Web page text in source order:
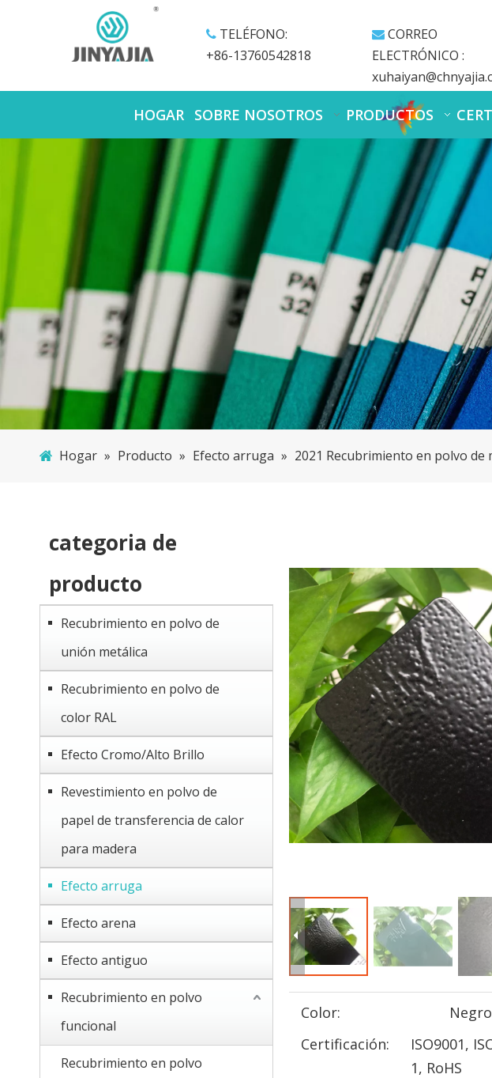
TELÉFONO:
+86-13760542818
 CORREO
ELECTRÓNICO :
HOGAR SOBRE NOSOTROS PRODUCTOS
Hogar » Producto » Efecto arruga » 2021 Recubrimiento en polvo
categoria de
producto
Recubrimiento en polvo de
unión metálica
Recubrimiento en polvo de
color RAL
Efecto Cromo/Alto Brillo
Revestimiento en polvo de
papel de transferencia de calor
para madera
Efecto arruga
Efecto arena
Efecto antiguo
Recubrimiento en polvo
funcional
Recubrimiento en polvo
Color: Negro
Certificación:
ISO9001,
1, RoHS